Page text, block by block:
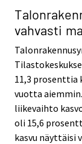
vahvasti
11,3 prosenttia
vuotta
liikevaihto
oli 15,6
kasvu näyttäisi